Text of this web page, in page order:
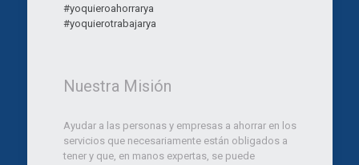
#yoquieroahorrarya
#yoquierotrabajarya
Nuestra Misión
Ayudar a las personas y empresas a ahorrar en los
servicios que necesariamente están obligados a
tener y que, en manos expertas, se puede